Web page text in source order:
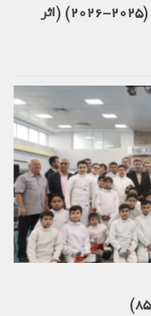
قوانین تکنیکی فدراسیون جهانی شمشیربازی (2025-2026) (اثر